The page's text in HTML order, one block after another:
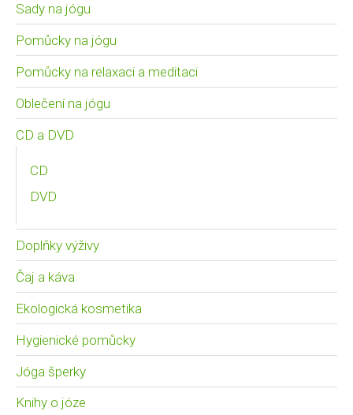
Sady na jógu
Pomůcky na jógu
Pomůcky na relaxaci a meditaci
Oblečení na jógu
CD a DVD
CD
DVD
Doplňky výživy
Čaj a káva
Ekologická kosmetika
Hygienické pomůcky
Jóga šperky
Knihy o józe